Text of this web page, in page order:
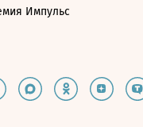
Импульс